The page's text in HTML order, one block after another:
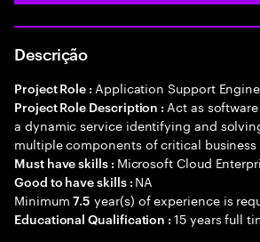
Descrição
Project Role : Application Support
Project Role Description : Act as
a dynamic service identifying and
multiple components of critical business
Must have skills : Microsoft Cloud
Good to have skills : NA
Minimum7.5 year(s) of experience is
Educational Qualification :15 years full